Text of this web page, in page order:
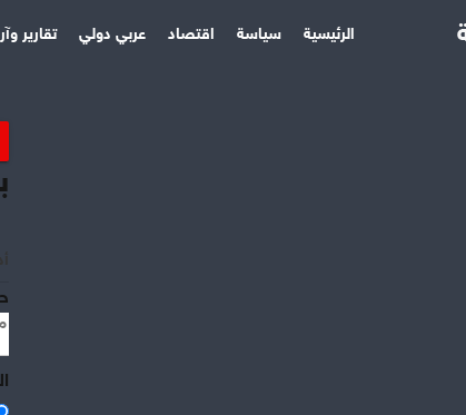
الرئيسية سياسة اقتصاد عربي دولي تقارير